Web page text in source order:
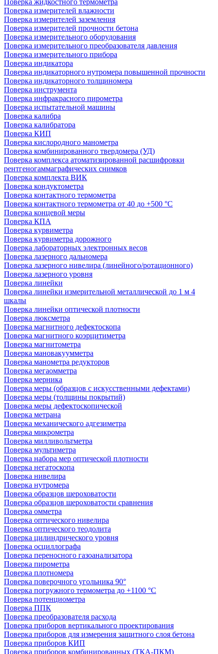
Поверка жидкостного термометра
Поверка измерителей влажности
Поверка измерителей заземления
Поверка измерителей прочности бетона
Поверка измерительного оборудования
Поверка измерительного преобразователя давления
Поверка измерительного прибора
Поверка индикатора
Поверка индикаторного нутромера повышенной прочности
Поверка индикаторного толщиномера
Поверка инструмента
Поверка инфракрасного пирометра
Поверка испытательной машины
Поверка калибра
Поверка калибратора
Поверка КИП
Поверка кислородного манометра
Поверка комбинированного твердомера (УД)
Поверка комплекса атоматизированной расшифровки
рентгеногаммаграфических снимков
Поверка комплекта ВИК
Поверка кондуктометра
Поверка контактного термометра
Поверка контактного термометра от 40 до +500 °С
Поверка концевой меры
Поверка КПА
Поверка курвиметра
Поверка курвиметра дорожного
Поверка лабораторных электронных весов
Поверка лазерного дальномера
Поверка лазерного нивелира (линейного/ротационного)
Поверка лазерного уровня
Поверка линейки
Поверка линейки измерительной металлической до 1 м 4
шкалы
Поверка линейки оптической плотности
Поверка люксметра
Поверка магнитного дефектоскопа
Поверка магнитного коэрцитиметра
Поверка магнитометра
Поверка мановакуумметра
Поверка манометра редукторов
Поверка мегаомметра
Поверка мерника
Поверка меры (образцов с искусственными дефектами)
Поверка меры (толщины покрытий)
Поверка меры дефектоскопической
Поверка метрана
Поверка механического адгезиметра
Поверка микрометра
Поверка милливольтметра
Поверка мультиметра
Поверка набора мер оптической плотности
Поверка негатоскопа
Поверка нивелира
Поверка нутромера
Поверка образцов шероховатости
Поверка образцов шероховатости сравнения
Поверка омметра
Поверка оптического нивелира
Поверка оптического теодолита
Поверка цилиндрического уровня
Поверка осциллографа
Поверка переносного газоанализатора
Поверка пирометра
Поверка плотномера
Поверка поверочного угольника 90°
Поверка погружного термометра до +1100 °С
Поверка потенциометра
Поверка ППК
Поверка преобразователя расхода
Поверка приборов вертикального проектирования
Поверка приборов для измерения защитного слоя бетона
Поверка приборов КИП
Поверка приборов комбинированных (ТКА-ПКМ)